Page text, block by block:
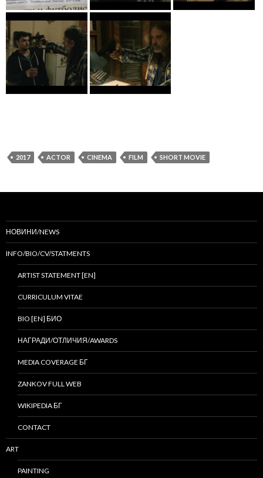
2017 ACTOR CINEMA FILM SHORT MOVIE
НОВИНИ/NEWS
INFO/BIO/CV/STATMENTS
ARTIST STATEMENT [EN]
CURRICULUM VITAE
BIO [EN] БИО
НАГРАДИ/ОТЛИЧИЯ/AWARDS
MEDIA COVERAGE БГ
ZANKOV FULL WEB
WIKIPEDIA БГ
CONTACT
ART
PAINTING